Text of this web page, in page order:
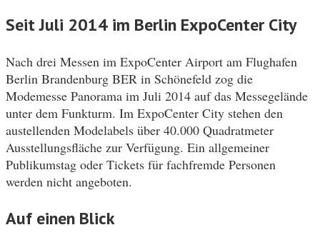
Seit Juli 2014 im Berlin ExpoCenter City
Nach drei Messen im ExpoCenter Airport am Flughafen
Berlin Brandenburg BER in Schönefeld zog die
Modemesse Panorama im Juli 2014 auf das Messegelände
unter dem Funkturm. Im ExpoCenter City stehen den
austellenden Modelabels über 40.000 Quadratmeter
Ausstellungsfläche zur Verfügung. Ein allgemeiner
Publikumstag oder Tickets für fachfremde Personen
werden nicht angeboten.
Auf einen Blick